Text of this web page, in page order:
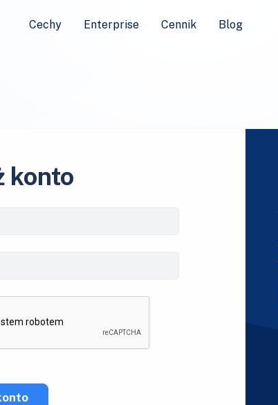
Cechy Enterprise Cennik Blog
konto